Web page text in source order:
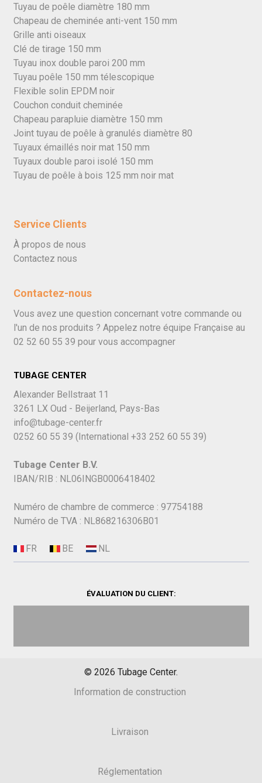
Tuyau de poêle diamètre 180 mm
Chapeau de cheminée anti-vent 150 mm
Grille anti oiseaux
Clé de tirage 150 mm
Tuyau inox double paroi 200 mm
Tuyau poêle 150 mm télescopique
Flexible solin EPDM noir
Couchon conduit cheminée
Chapeau parapluie diamètre 150 mm
Joint tuyau de poêle à granulés diamètre 80
Tuyaux émaillés noir mat 150 mm
Tuyaux double paroi isolé 150 mm
Tuyau de poêle à bois 125 mm noir mat
Service Clients
À propos de nous
Contactez nous
Contactez-nous
Vous avez une question concernant votre commande ou
l'un de nos produits ? Appelez notre équipe Française au
02 52 60 55 39 pour vous accompagner
TUBAGE CENTER
Alexander Bellstraat 11
3261 LX Oud - Beijerland, Pays-Bas
info@tubage-center.fr
0252 60 55 39 (International +33 252 60 55 39)
Tubage Center B.V.
IBAN/RIB : NL06INGB0006418402
Numéro de chambre de commerce : 97754188
Numéro de TVA : NL868216306B01
ÉVALUATION DU CLIENT:
© 2026 Tubage Center.
Information de construction
Livraison
Réglementation